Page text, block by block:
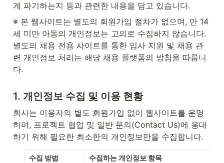
게 파기하는지 등과 관련한 내용을 담고 있습니다.
※ 본 웹사이트는 별도의 회원가입 절차가 없으며, 만 14
세 미만 아동의 개인정보는 고의로 수집하지 않습니다.
별도의 채용 전용 사이트를 통한 입사 지원 및 채용 관
련 개인정보 처리는 해당 채용 플랫폼의 방침을 따릅니
다.
1. 개인정보 수집 및 이용 현황
회사는 이용자의 별도 회원가입 없이 웹사이트를 운영
하며, 프로젝트 협업 및 일반 문의(Contact Us)에 응대
하기 위해 필요한 최소한의 개인정보만을 수집합니다.
수집 방법 수집하는 개인정보 항목